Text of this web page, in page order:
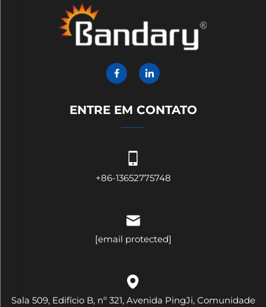
ENTRE EM CONTATO
+86-13652775748
[email protected]
Sala 509, Edifício B, nº 321, Avenida PingJi, Comunidade